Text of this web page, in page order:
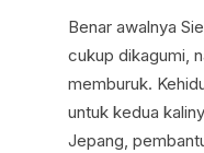
Benar awalnya
cukup dikagumi,
memburuk.
untuk kedua
Jepang,